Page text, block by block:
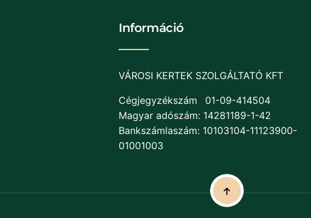
Információ
VÁROSI KERTEK SZOLGÁLTATÓ KFT
Cégjegyzékszám
01-09-414504
Magyar adószám: 14281189-1-42
Bankszámlaszám: 10103104-11123900-
01001003